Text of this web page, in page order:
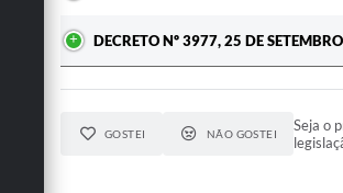
DECRETO Nº 3977, 25 DE
GOSTEI NÃO GOSTEI
Seja o